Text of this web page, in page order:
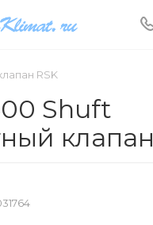
RSK
Shuft
клапан